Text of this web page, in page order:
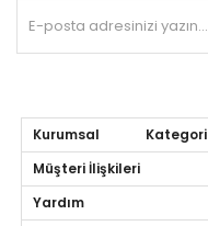
Kurumsal Kategori
Müşteri İlişkileri
Yardım